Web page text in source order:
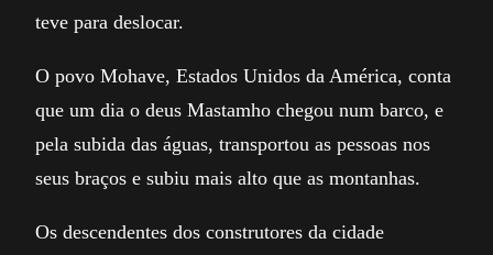
teve para deslocar.
O povo Mohave, Estados Unidos da América, conta
que um dia o deus Mastamho chegou num barco, e
pela subida das águas, transportou as pessoas nos
seus braços e subiu mais alto que as montanhas.
Os descendentes dos construtores da cidade